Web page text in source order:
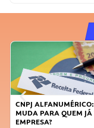
CNPJ ALFANUMÉRICO:
MUDA PARA QUEM JÁ
EMPRESA?